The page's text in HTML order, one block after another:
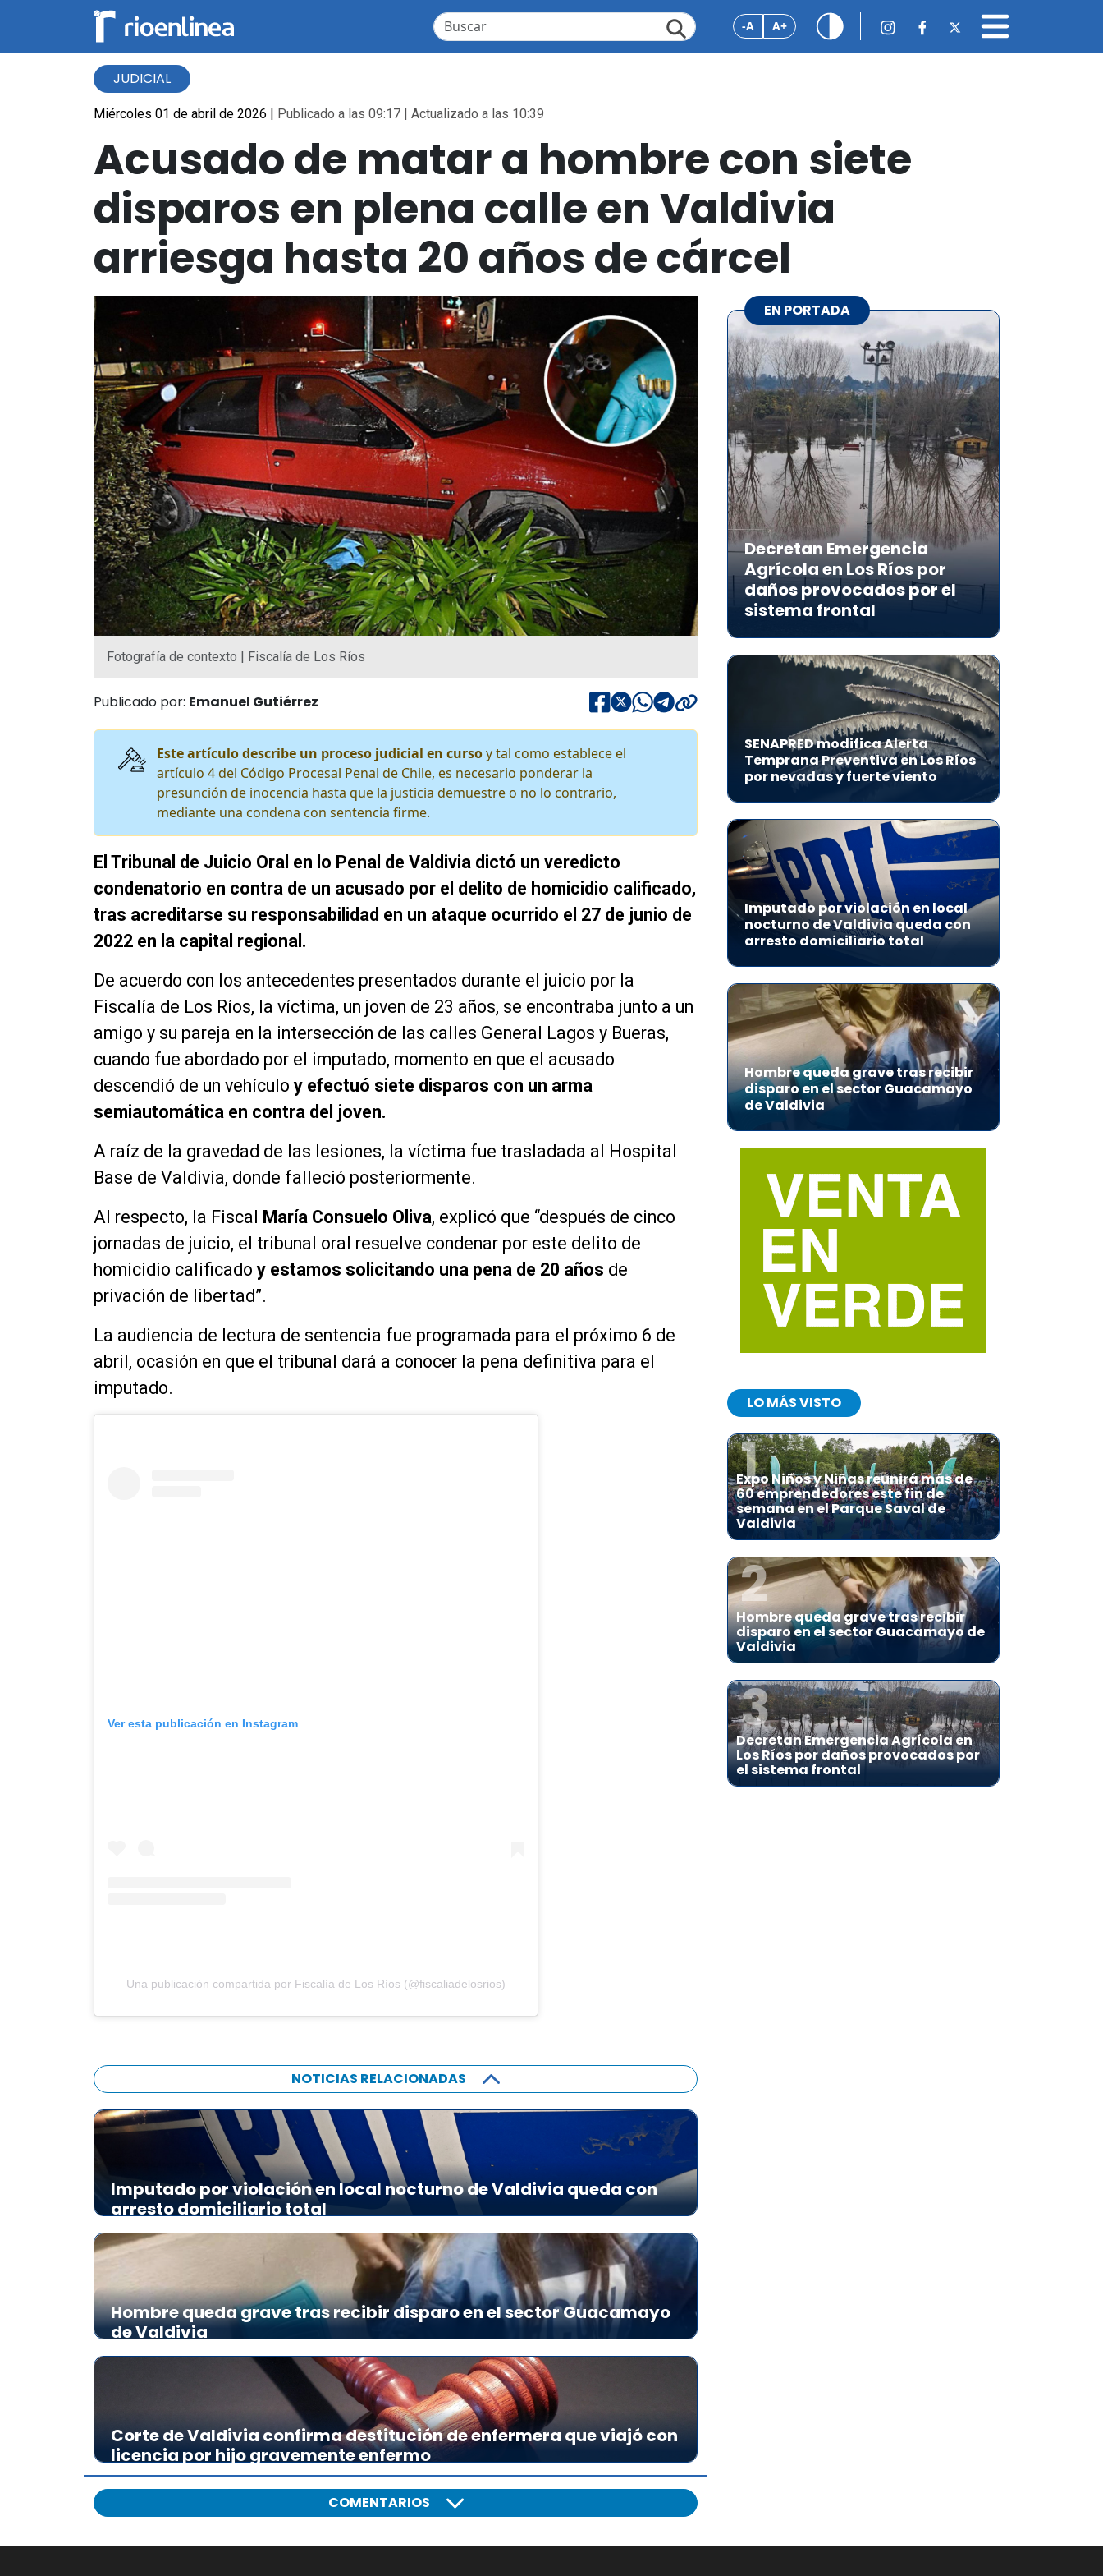
-A A+
JUDICIAL
Miércoles 01 de abril de 2026 | Publicado a las 09:17 | Actualizado a las 10:39
Acusado de matar a hombre con siete
disparos en plena calle en Valdivia
arriesga hasta 20 años de cárcel
Fotografía de contexto | Fiscalía de Los Ríos
Publicado por: Emanuel Gutiérrez
Este artículo describe un proceso judicial en cursoy tal como establece el
artículo 4 del Código Procesal Penal de Chile, es necesario ponderar la
presunción de inocencia hasta que la justicia demuestre o no lo contrario,
mediante una condena con sentencia firme.
El Tribunal de Juicio Oral en lo Penal de Valdivia dictó un veredicto
condenatorio en contra de un acusado por el delito de homicidio calificado,
tras acreditarse su responsabilidad en un ataque ocurrido el 27 de junio de
2022 en la capital regional.
De acuerdo con los antecedentes presentados durante el juicio por la
Fiscalía de Los Ríos, la víctima, un joven de 23 años, se encontraba junto a un
amigo y su pareja en la intersección de las calles General Lagos y Bueras,
cuando fue abordado por el imputado, momento en que el acusado
descendió de un vehículo y efectuó siete disparos con un arma
semiautomática en contra del joven.
A raíz de la gravedad de las lesiones, la víctima fue trasladada al Hospital
Base de Valdivia, donde falleció posteriormente.
Al respecto, la Fiscal María Consuelo Oliva, explicó que “después de cinco
jornadas de juicio, el tribunal oral resuelve condenar por este delito de
homicidio calificado y estamos solicitando una pena de 20 años de
privación de libertad”.
La audiencia de lectura de sentencia fue programada para el próximo 6 de
abril, ocasión en que el tribunal dará a conocer la pena definitiva para el
imputado.
Ver esta publicación en Instagram
Una publicación compartida por Fiscalía de Los Ríos (@fiscaliadelosrios)
NOTICIAS RELACIONADAS
Imputado por violación en local nocturno de Valdivia queda con
arresto domiciliario total
Hombre queda grave tras recibir disparo en el sector Guacamayo
de Valdivia
Corte de Valdivia confirma destitución de enfermera que viajó con
licencia por hijo gravemente enfermo
COMENTARIOS
EN PORTADA
Decretan Emergencia
Agrícola en Los Ríos por
daños provocados por el
sistema frontal
SENAPRED modifica Alerta
Temprana Preventiva en Los Ríos
por nevadas y fuerte viento
Imputado por violación en local
nocturno de Valdivia queda con
arresto domiciliario total
Hombre queda grave tras recibir
disparo en el sector Guacamayo
de Valdivia
LO MÁS VISTO
1
Expo Niños y Niñas reunirá más de
60 emprendedores este fin de
semana en el Parque Saval de
Valdivia
2
Hombre queda grave tras recibir
disparo en el sector Guacamayo de
Valdivia
3
Decretan Emergencia Agrícola en
Los Ríos por daños provocados por
el sistema frontal